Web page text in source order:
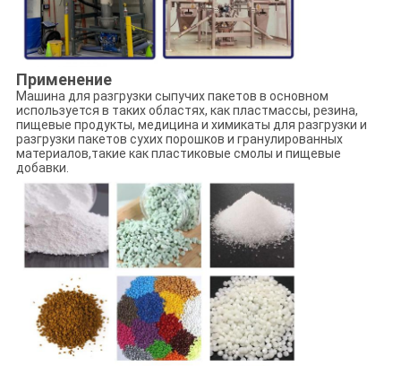
Применение
Машина для разгрузки сыпучих пакетов в основном
используется в таких областях, как пластмассы, резина,
пищевые продукты, медицина и химикаты для разгрузки и
разгрузки пакетов сухих порошков и гранулированных
материалов,такие как пластиковые смолы и пищевые
добавки.